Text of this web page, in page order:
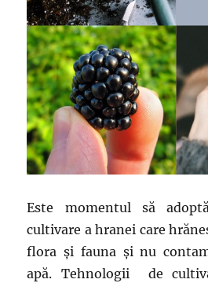
Este momentul să
cultivare a hranei care
flora şi fauna şi nu
apă. Tehnologii de